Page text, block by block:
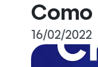
Como
16/02/2022